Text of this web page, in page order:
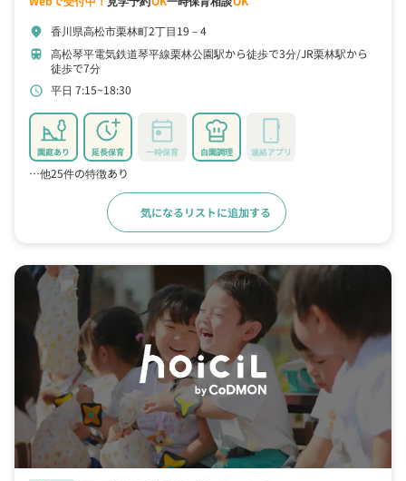
location_on 香川県高松市栗林町2丁目19－4
train 高松琴平電気鉄道琴平線栗林公園駅から徒歩で3分 JR栗林駅から
徒歩で7分
schedule 平日 7:15~18:30
園庭あり 延長保育 一時保育 自園調理 連絡アプリ
…他25件の特徴あり
気になるリストに追加する